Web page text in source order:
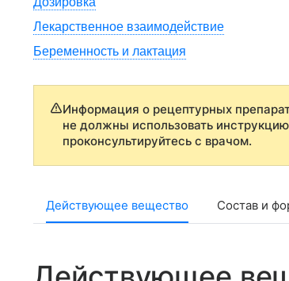
Лекарственное взаимодействие
Беременность и лактация
Информация о рецептурных
не должны использовать
проконсультируйтесь с врачом.
Действующее вещество Состав и